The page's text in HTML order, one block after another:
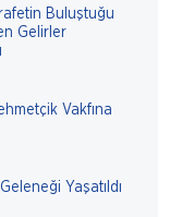
Buluştuğu
Gelirler
Vakfına
Yaşatıldı